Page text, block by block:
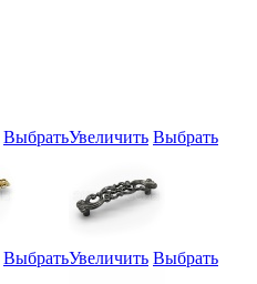
ВыбратьУвеличить Выбрать
ВыбратьУвеличить Выбрать